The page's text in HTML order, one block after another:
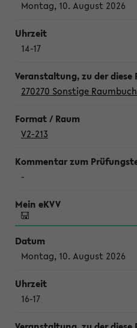
Montag, 10. August 2026
14-17
270270 Sonstige
V2-213
-
Montag, 10. August 2026
16-17